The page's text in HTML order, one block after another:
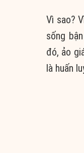
Vì sao?
sống
đó, ảo
là huấn